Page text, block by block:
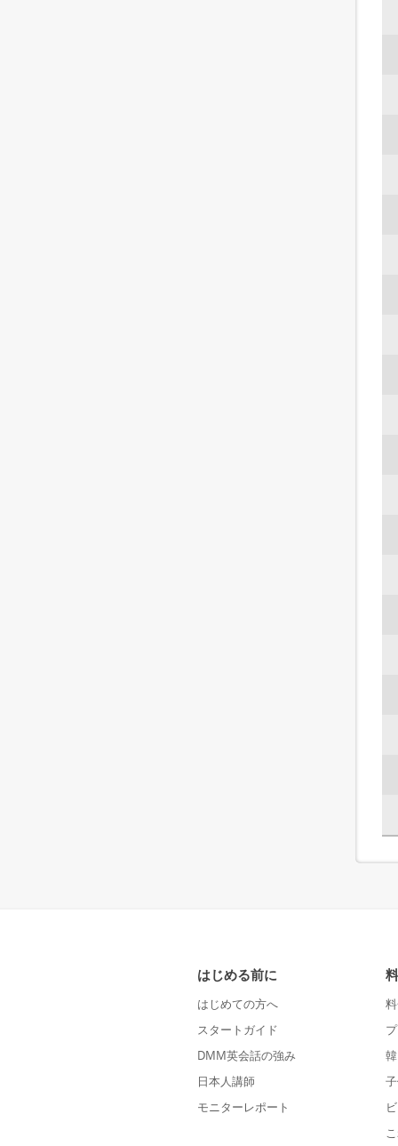
はじめる前に
はじめての方へ
スタートガイド
DMM英会話の強み
日本人講師
モニターレポート